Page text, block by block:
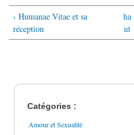
‹ Humanae Vitae et sa
réception
ha
ut
Catégories :
Amour et Sexualité